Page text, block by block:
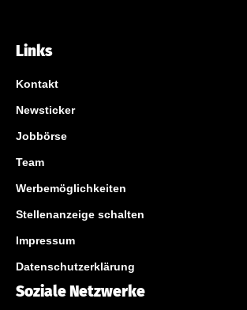
Links
Kontakt
Newsticker
Jobbörse
Team
Werbemöglichkeiten
Stellenanzeige schalten
Impressum
Datenschutzerklärung
Soziale Netzwerke